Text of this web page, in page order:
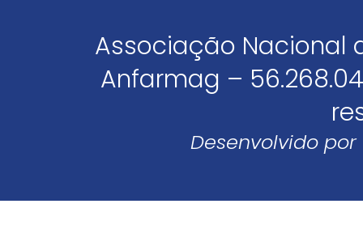
Associação Nacional
Anfarmag –
Desenvolvido por